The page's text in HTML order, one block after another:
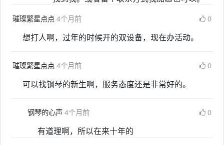
璀璨繁星点点 4个月前 0
想打人啊，过年的时候开的双设备，现在办活动。
璀璨繁星点点 4个月前 0
可以找钢琴的新生啊，服务态度还是非常好的。
钢琴的心声4个月前 0
有道理啊，所以在来十年的